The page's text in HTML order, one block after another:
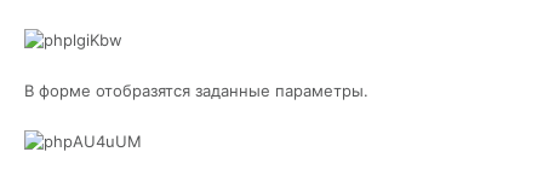
В форме отобразятся заданные параметры.